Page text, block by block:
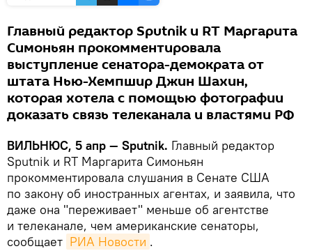
Главный редактор Sputnik и RT Маргарита
Симоньян прокомментировала
выступление сенатора-демократа от
штата Нью-Хемпшир Джин Шахин,
которая хотела с помощью фотографии
доказать связь телеканала и властями РФ
ВИЛЬНЮС, 5 апр — Sputnik. Главный редактор
Sputnik и RT Маргарита Симоньян
прокомментировала слушания в Сенате США
по закону об иностранных агентах, и заявила, что
даже она "переживает" меньше об агентстве
и телеканале, чем американские сенаторы,
сообщает РИА Новости .